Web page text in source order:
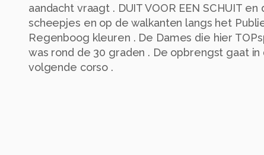
aandacht vraagt . DUIT VOOR EEN SCHUIT
scheepjes en op de walkanten langs het
Regenboog kleuren . De Dames die hier
was rond de 30 graden . De opbrengst gaat
volgende corso .